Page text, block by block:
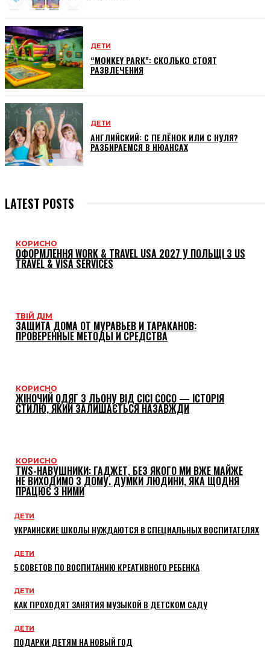
ДЕТИ
“MONKEY PARK”: СКОЛЬКО СТОЯТ
РАЗВЛЕЧЕНИЯ
ДЕТИ
АНГЛИЙСКИЙ: С ПЕЛЁНОК ИЛИ С НУЛЯ?
РАЗБИРАЕМСЯ В НЮАНСАХ
LATEST POSTS
КОРИСНО
ОФОРМЛЕННЯ WORK & TRAVEL USA 2027 У ПОЛЬЩІ З US
TRAVEL & VISA SERVICES
ТВІЙ ДІМ
ЗАЩИТА ДОМА ОТ МУРАВЬЕВ И ТАРАКАНОВ:
ПРОВЕРЕННЫЕ МЕТОДЫ И СРЕДСТВА
КОРИСНО
ЖІНОЧИЙ ОДЯГ З ЛЬОНУ ВІД CICI COCO — ІСТОРІЯ
СТИЛЮ, ЯКИЙ ЗАЛИШАЄТЬСЯ НАЗАВЖДИ
КОРИСНО
TWS-НАВУШНИКИ: ГАДЖЕТ, БЕЗ ЯКОГО МИ ВЖЕ МАЙЖЕ
НЕ ВИХОДИМО З ДОМУ. ДУМКИ ЛЮДИНИ, ЯКА ЩОДНЯ
ПРАЦЮЄ З НИМИ
ДЕТИ
УКРАИНСКИЕ ШКОЛЫ НУЖДАЮТСЯ В СПЕЦИАЛЬНЫХ ВОСПИТАТЕЛЯХ
ДЕТИ
5 СОВЕТОВ ПО ВОСПИТАНИЮ КРЕАТИВНОГО РЕБЕНКА
ДЕТИ
КАК ПРОХОДЯТ ЗАНЯТИЯ МУЗЫКОЙ В ДЕТСКОМ САДУ
ДЕТИ
ПОДАРКИ ДЕТЯМ НА НОВЫЙ ГОД